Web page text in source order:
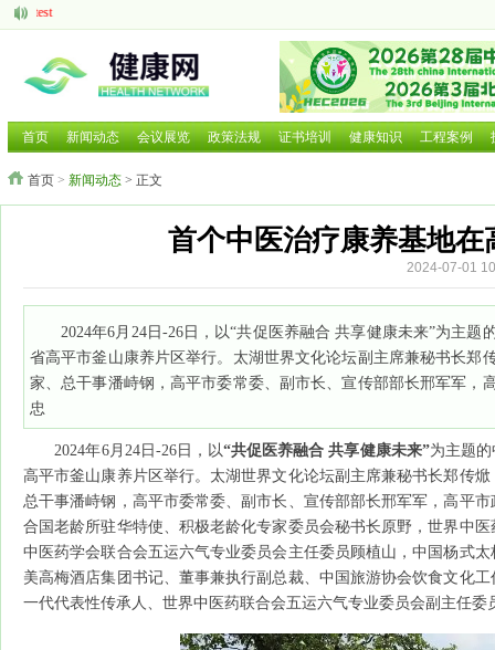
test
脑机接口的研究现状与发展前景
中医药现代化发展大有可为
呼吸道疾病如何防治国家卫健委等部门就近期流感问题回应
2025 HCE广州国际健康产业博览会
2025北京国际养老养生及大健康展览会
2025北京国际养老养生及大健康展览会
2026年第三届广西国际大健康暨康养产业博览会
首页 新闻动态 会议展览 政策法规 证书培训 健康知识 工程案例
首页 > 新闻动态 > 正文
首个中医治疗康养基地
2024-07-01
2024年6月24日-26日，以“共促医养融合 共享健康未来”为主
省高平市釜山康养片区举行。太湖世界文化论坛副主席兼秘书长
家、总干事潘峙钢，高平市委常委、副市长、宣传部部长邢军军
忠
2024年6月24日-26日，以“共促医养融合 共享健康未来”为主题
高平市釜山康养片区举行。太湖世界文化论坛副主席兼秘书长郑传
总干事潘峙钢，高平市委常委、副市长、宣传部部长邢军军，高平
合国老龄所驻华特使、积极老龄化专家委员会秘书长原野，世界中
中医药学会联合会五运六气专业委员会主任委员顾植山，中国杨式
美高梅酒店集团书记、董事兼执行副总裁、中国旅游协会饮食文化
一代代表性传承人、世界中医药联合会五运六气专业委员会副主任